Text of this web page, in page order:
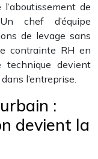
de
chef d’équipe
de levage sans
contrainte RH en
technique devient
l’entreprise.
:
devient la